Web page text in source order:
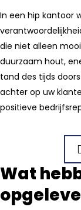
In een hip kantoor
die niet alleen
duurzaam hout,
tand des tijds
achter op uw
positieve
Wat